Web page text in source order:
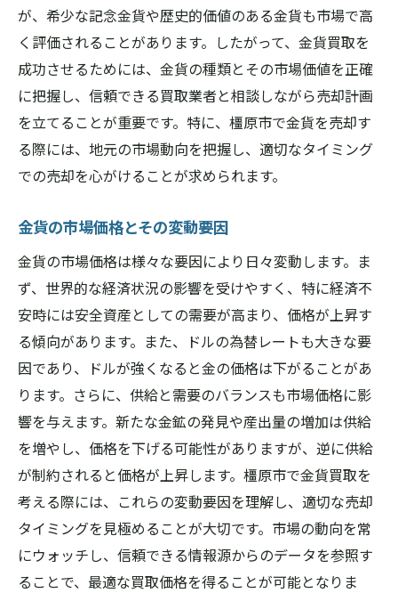
短期的な利益を追求するための売却戦略
橿原市での信頼できる金貨買取業者の見分け方
地元で愛される業者の特徴
橿原市内の評判高い業者の一覧
信頼性を確かめるための具体的な方法
過去のトラブル事例から学ぶ業者選び
業者との初回相談でチェックすべきポイン
ト
金貨買取で注意したいトラブルとその対策
よくあるトラブル事例とその対処法
契約前に確認すべきポイント
奈良県橿原市での法的トラブルを防ぐ方法
トラブル防止のための効果的なコミュニケ
ーション
不正を見抜くためのチェックリスト
トラブルが発生した際の相談窓口
橿原市での金貨買取経験者が教える成功談と失
敗談
体験談から学ぶ買取成功の秘訣
が、希少な記念金貨や歴史的価値のある金貨も市場で高
く評価されることがあります。したがって、金貨買取を
成功させるためには、金貨の種類とその市場価値を正確
に把握し、信頼できる買取業者と相談しながら売却計画
を立てることが重要です。特に、橿原市で金貨を売却す
る際には、地元の市場動向を把握し、適切なタイミング
での売却を心がけることが求められます。
金貨の市場価格とその変動要因
金貨の市場価格は様々な要因により日々変動します。ま
ず、世界的な経済状況の影響を受けやすく、特に経済不
安時には安全資産としての需要が高まり、価格が上昇す
る傾向があります。また、ドルの為替レートも大きな要
因であり、ドルが強くなると金の価格は下がることがあ
ります。さらに、供給と需要のバランスも市場価格に影
響を与えます。新たな金鉱の発見や産出量の増加は供給
を増やし、価格を下げる可能性がありますが、逆に供給
が制約されると価格が上昇します。橿原市で金貨買取を
考える際には、これらの変動要因を理解し、適切な売却
タイミングを見極めることが大切です。市場の動向を常
にウォッチし、信頼できる情報源からのデータを参照す
ることで、最適な買取価格を得ることが可能となりま